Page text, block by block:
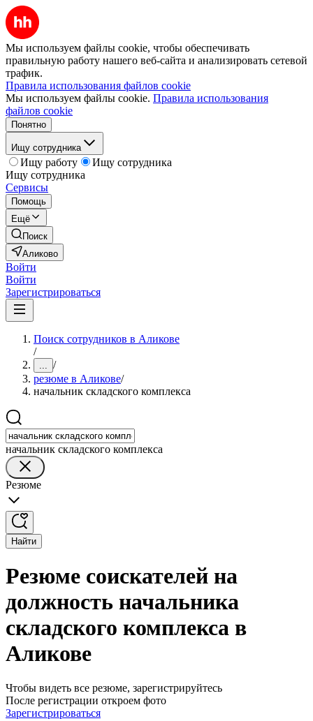
Мы используем файлы cookie, чтобы обеспечивать
правильную работу нашего веб-сайта и анализировать сетевой
трафик.
Правила использования файлов cookie
Мы используем файлы cookie. Правила использования
файлов cookie
Понятно
Ищу сотрудника
Ищу работу
Ищу сотрудника
Ищу сотрудника
Сервисы
Помощь
Ещё
Поиск
Аликово
Войти
Войти
Зарегистрироваться
Поиск сотрудников в Аликове
/
... /
резюме в Аликове/
начальник складского комплекса
начальник складского комплекса
Резюме
Найти
Резюме соискателей на
должность начальника
складского комплекса в
Аликове
Чтобы видеть все резюме, зарегистрируйтесь
После регистрации откроем фото
Зарегистрироваться